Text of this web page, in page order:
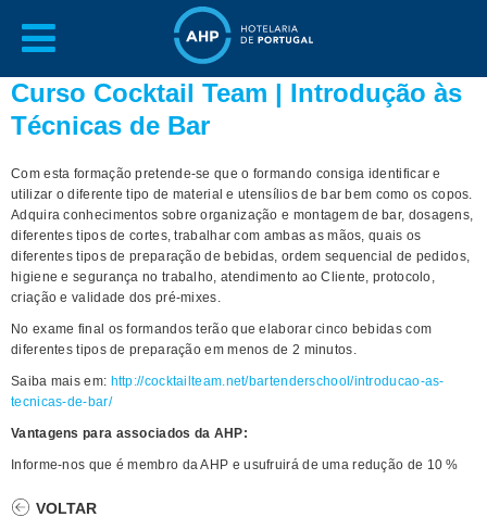
Curso Cocktail Team | Introdução às
Técnicas de Bar
Com esta formação pretende-se que o formando consiga identificar e
utilizar o diferente tipo de material e utensílios de bar bem como os copos.
Adquira conhecimentos sobre organização e montagem de bar, dosagens,
diferentes tipos de cortes, trabalhar com ambas as mãos, quais os
diferentes tipos de preparação de bebidas, ordem sequencial de pedidos,
higiene e segurança no trabalho, atendimento ao Cliente, protocolo,
criação e validade dos pré-mixes.
No exame final os formandos terão que elaborar cinco bebidas com
diferentes tipos de preparação em menos de 2 minutos.
Saiba mais em: http://cocktailteam.net/bartenderschool/introducao-as-
tecnicas-de-bar/
Vantagens para associados da AHP:
Informe-nos que é membro da AHP e usufruirá de uma redução de 10 %
VOLTAR